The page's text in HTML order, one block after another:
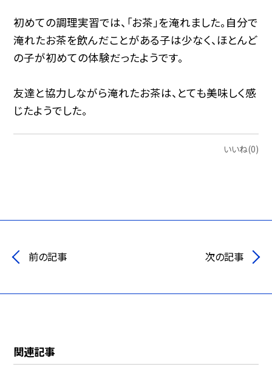
初めての調理実習では、「お茶」を淹れました。自分で
淹れたお茶を飲んだことがある子は少なく、ほとんど
の子が初めての体験だったようです。
友達と協力しながら淹れたお茶は、とても美味しく感
じたようでした。
いいね(0)
前の記事 次の記事
関連記事